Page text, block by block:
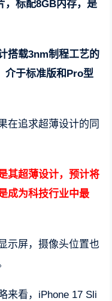
，标配8GB内存，是
搭载3nm制程工艺的
介于标准版和Pro型
在追求超薄设计的同
其超薄设计，预计将
成为科技行业中最
示屏，摄像头位置也
来看，iPhone 17 Sli